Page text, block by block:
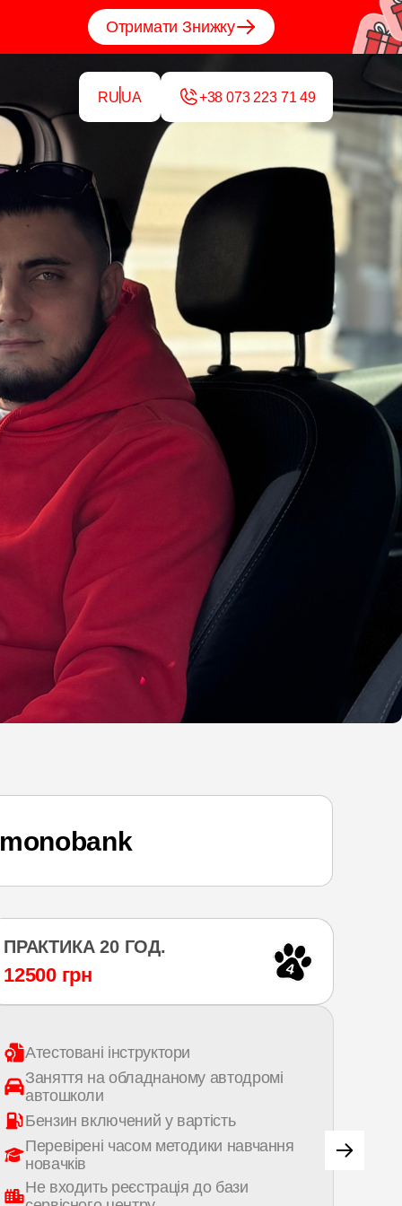
Отримати Знижку
RU UA +38 073 223 71 49
monobank
ПРАКТИКА 20 ГОД.
12500 грн 4
Атестовані інструктори
Заняття на обладнаному автодромі
автошколи
Бензин включений у вартість
Перевірені часом методики навчання
новачків
Не входить реєстрація до бази